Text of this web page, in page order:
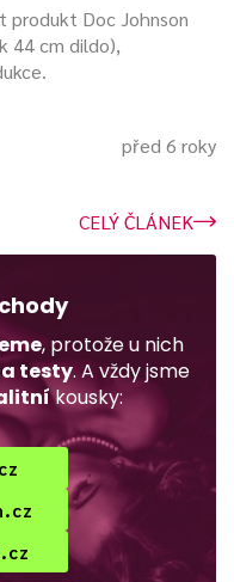
produkt Doc Johnson
44 cm dildo),
před 6 roky
CELÝ ČLÁNEK
, protože u nich
testy. A vždy jsme
kousky: